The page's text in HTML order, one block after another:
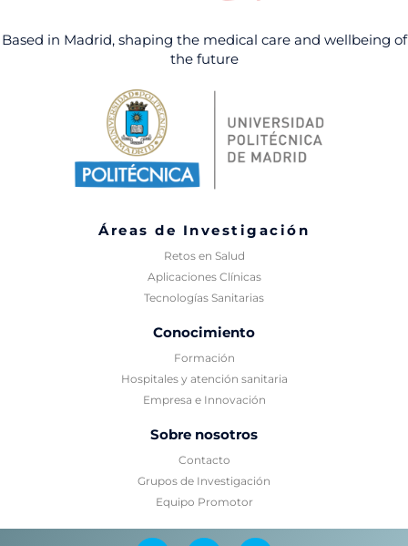
Based in Madrid, shaping the medical care and wellbeing of
the future
Áreas de Investigación
Retos en Salud
Aplicaciones Clínicas
Tecnologías Sanitarias
Conocimiento
Formación
Hospitales y atención sanitaria
Empresa e Innovación
Sobre nosotros
Contacto
Grupos de Investigación
Equipo Promotor